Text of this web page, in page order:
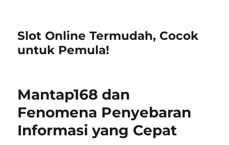
Slot Online Termudah, Cocok
untuk Pemula!
Mantap168 dan
Fenomena Penyebaran
Informasi yang Cepat